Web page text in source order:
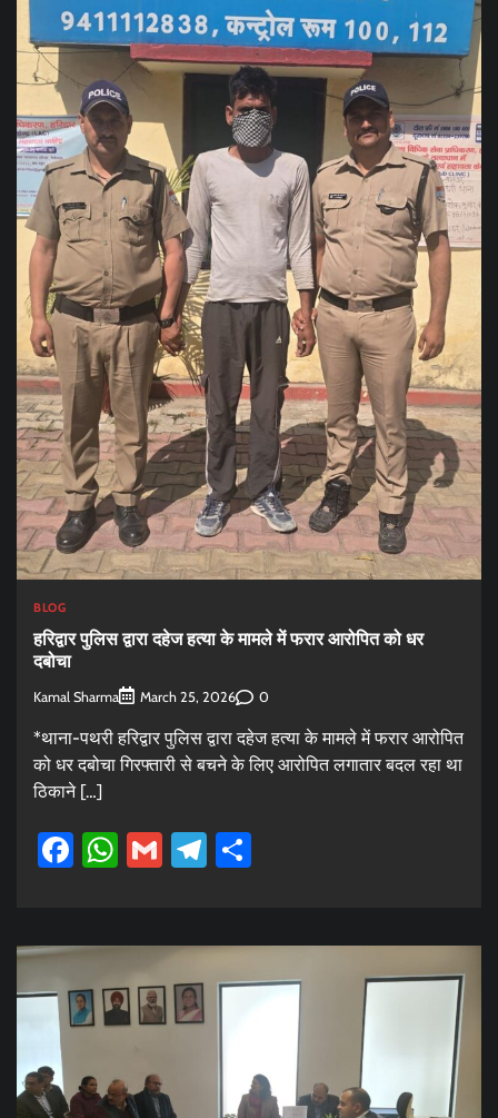
BLOG
हरिद्वार पुलिस द्वारा दहेज हत्या के मामले में फरार आरोपित को धर
दबोचा
Kamal Sharma March 25, 2026 0
*थाना-पथरी हरिद्वार पुलिस द्वारा दहेज हत्या के मामले में फरार आरोपित
को धर दबोचा गिरफ्तारी से बचने के लिए आरोपित लगातार बदल रहा था
ठिकाने […]
Facebook
WhatsApp
GmailTelegram